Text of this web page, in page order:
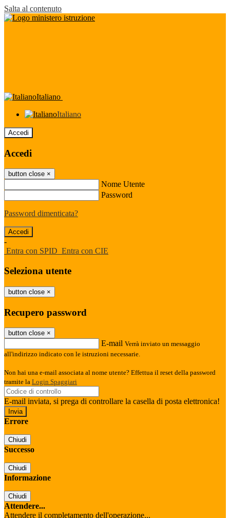
Salta al contenuto
Italiano
Italiano
Accedi
Accedi
button close ×
Nome Utente
Password
Password dimenticata?
-
Entra con SPID Entra con CIE
Seleziona utente
button close ×
Recupero password
button close ×
E-mail Verrà inviato un messaggio
all'indirizzo indicato con le istruzioni necessarie.
Non hai una e-mail associata al nome utente? Effettua il reset della password
tramite la Login Spaggiari
E-mail inviata, si prega di controllare la casella di posta elettronica!
Errore
Chiudi
Successo
Chiudi
Informazione
Chiudi
Attendere...
Attendere il completamento dell'operazione...